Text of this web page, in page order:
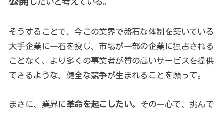
そうすることで、今この業界で盤石な体制を築いている
大手企業に一石を投じ、市場が一部の企業に独占される
ことなく、より多くの事業者が質の高いサービスを提供
できるような、健全な競争が生まれることを願って。
まさに、業界に革命を起こしたい。その一心で、挑んで